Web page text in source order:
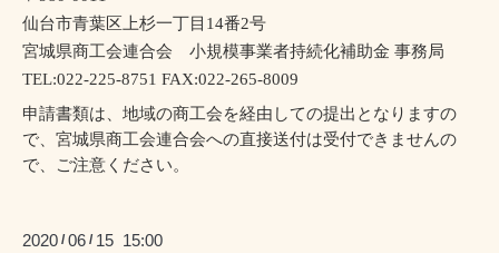
仙台市青葉区上杉一丁目 14番2号
宮城県商工会連合会 小規模事業者持続化補助金 事務局
TEL:022-225-8751 FAX:022-265-8009
申請書類は、地域の商工会を経由しての提出となりますの
で、宮城県商工会連合会への直接送付は受付できませんの
で、ご注意ください。
2020 /06 / 15 15:00